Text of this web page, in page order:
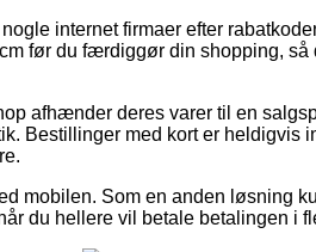
internet firmaer efter
før du færdiggør din shopping, så
afhænder deres varer til en
Bestillinger med kort er heldigvis
mobilen. Som en anden løsning
du hellere vil betale betalingen i